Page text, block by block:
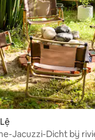
Jacuzzi-Dicht bij